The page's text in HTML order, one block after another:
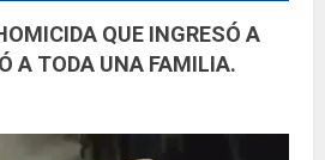
QUE INGRESÓ A
A TODA UNA FAMILIA.